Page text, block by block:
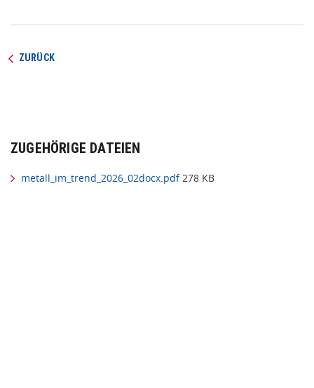
ZURÜCK
ZUGEHÖRIGE DATEIEN
metall_im_trend_2026_02docx.pdf278 KB